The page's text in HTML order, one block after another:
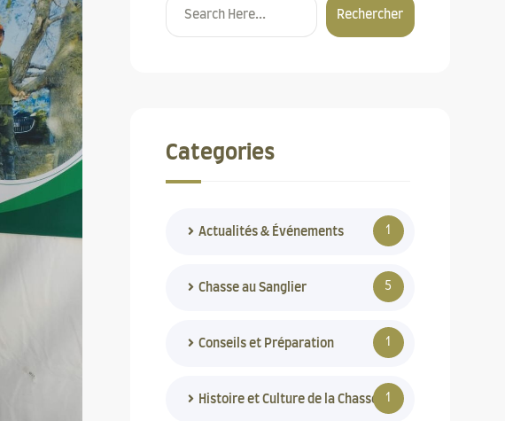
Rechercher
Categories
Actualités & Événements 1
Chasse au Sanglier 5
Conseils et Préparation 1
Histoire et Culture de la Chasse 1